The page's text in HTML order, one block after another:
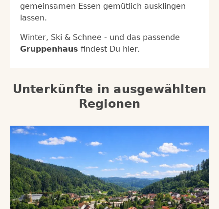
gemeinsamen Essen gemütlich ausklingen
lassen.
Winter, Ski & Schnee - und das passende
Gruppenhaus findest Du hier.
Unterkünfte in ausgewählten
Regionen